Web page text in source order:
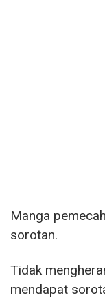
Manga
sorotan.
Tidak
mendapat